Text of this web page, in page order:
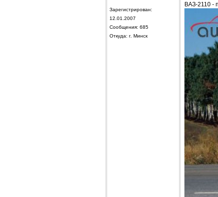
Зарегистрирован:
12.01.2007
Сообщения: 685
Откуда: г. Минск
ВАЗ-2110 -